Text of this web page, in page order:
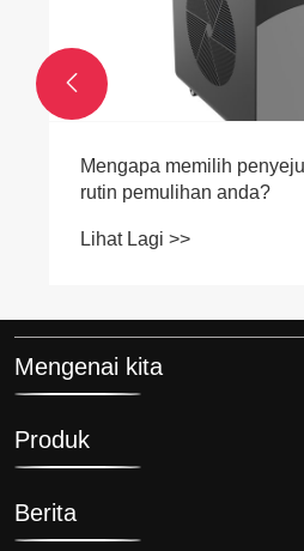
Mengapa memilih
rutin pemulihan anda?
Lihat Lagi >>

Mengenai kita
Produk
Berita